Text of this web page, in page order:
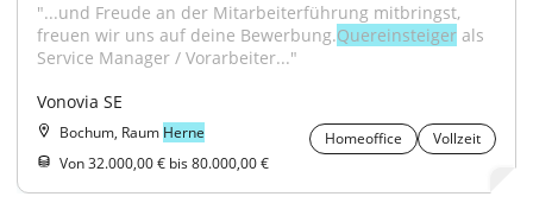
"...und Freude an der Mitarbeiterführung mitbringst,
freuen wir uns auf deine Bewerbung.Quereinsteiger als
Service Manager / Vorarbeiter..."
Vonovia SE
Bochum, Raum Herne Homeoffice
Vollzeit
Von 32.000,00 € bis 80.000,00 €